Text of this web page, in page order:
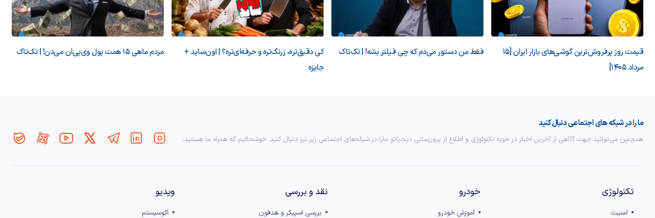
قیمت روز پرفروش‌ترین گوشی‌های بازار ایران [15
مرداد 1405]
فقط من دستور می‌دم که چی فیلتر بشه! | تک‌تاک
کی دقیق‌تره، زرنگ‌تره و حرفه‌ای‌تره؟ | اون‌ساید +
جایزه
مردم ماهی ۱۵ همت پول وی‌پی‌ان می‌دن! | تک‌تاک
ما را در شبکه های اجتماعی دنبال کنید
همچنین می‌توانید جهت آگاهی از آخرین اخبار در حوزه تکنولوژی و اطلاع از بروزرسانی دیجیاتو مارا در شبکه‌های اجتماعی زیر نیز دنبال کنید. خوشحالیم که همراه ما هستید.
تکنولوژی
امنیت
خودرو
آموزش خودرو
نقد و بررسی‌
بررسی اسپیکر و هدفون
ویدیو
اکوسیستم